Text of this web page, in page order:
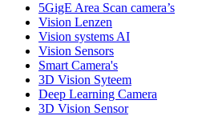
5GigE Area Scan camera’s
Vision Lenzen
Vision systems AI
Vision Sensors
Smart Camera's
3D Vision Syteem
Deep Learning Camera
3D Vision Sensor